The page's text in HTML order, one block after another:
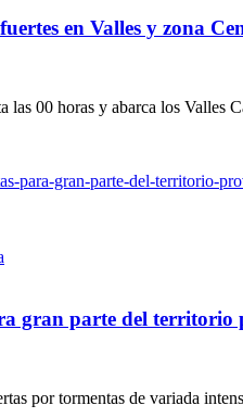
en Valles y zona
las 00 horas y abarca los Valles
gran parte del territorio
por tormentas de variada